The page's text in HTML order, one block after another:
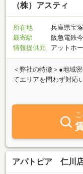
（株）アスティ
所在地
兵庫県宝
最寄駅
阪急電鉄
情報提供元
アットホ
＜弊社の特徴＞●地域
てエリアを問わず対応
く手に入れられるよう
題解決に取り組みます
ォローもしっかりとし
住宅ローンにも強く、
の住宅ローンをご提案
とし、一人ひとりに最
があればお気軽にご相
アパトピア 仁川